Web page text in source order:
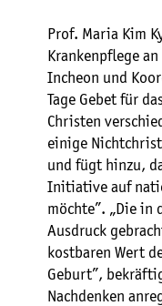
Prof. Maria Kim
Krankenpflege
Incheon und
Tage Gebet für
Christen
einige
und fügt hinzu,
Initiative auf
möchte”. „Die in
Ausdruck
kostbaren Wert
Geburt”,
Nachdenken